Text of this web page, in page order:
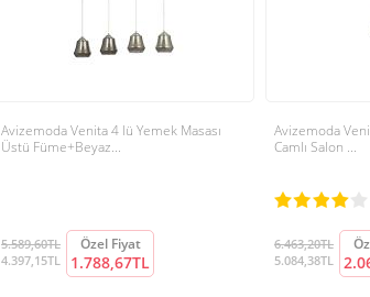
Avizemoda Venita 4 lü Yemek Masası
Üstü Füme+Beyaz...
5.589,60TL
4.397,15TL
Özel Fiyat
1.788,67TL
Avizemoda
Camlı Salon ...
6.463,20TL
5.084,38TL